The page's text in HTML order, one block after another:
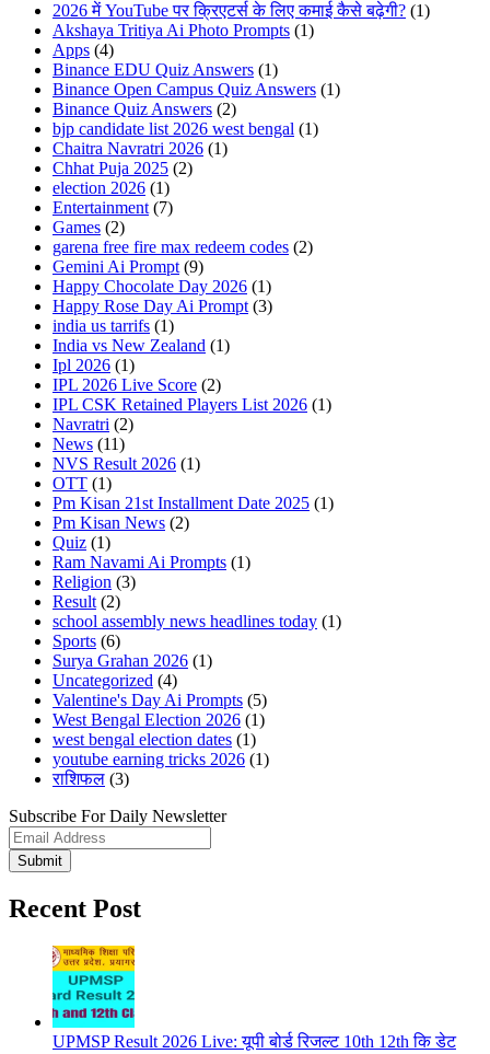
2026 में YouTube पर क्रिएटर्स के लिए कमाई कैसे बढ़ेगी? (1)
Akshaya Tritiya Ai Photo Prompts (1)
Apps (4)
Binance EDU Quiz Answers (1)
Binance Open Campus Quiz Answers (1)
Binance Quiz Answers (2)
bjp candidate list 2026 west bengal (1)
Chaitra Navratri 2026 (1)
Chhat Puja 2025 (2)
election 2026 (1)
Entertainment(7)
Games (2)
garena free fire max redeem codes (2)
Gemini Ai Prompt(9)
Happy Chocolate Day 2026 (1)
Happy Rose Day Ai Prompt(3)
india us tarrifs (1)
India vs New Zealand (1)
Ipl 2026 (1)
IPL 2026 Live Score (2)
IPL CSK Retained Players List 2026 (1)
Navratri (2)
News (11)
NVS Result 2026 (1)
OTT (1)
Pm Kisan 21st Installment Date 2025 (1)
Pm Kisan News (2)
Quiz (1)
Ram Navami Ai Prompts (1)
Religion (3)
Result(2)
school assembly news headlines today (1)
Sports (6)
Surya Grahan 2026 (1)
Uncategorized (4)
Valentine's Day Ai Prompts (5)
West Bengal Election 2026 (1)
west bengal election dates (1)
youtube earning tricks 2026 (1)
राशिफल (3)
Subscribe For Daily Newsletter
Submit
Recent Post
UPMSP Result 2026 Live: यूपी बोर्ड रिजल्ट 10th 12th कि डेट